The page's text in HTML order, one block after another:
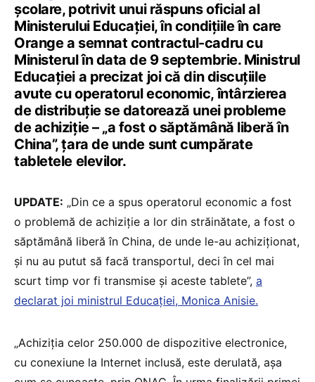
școlare, potrivit unui răspuns oficial al
Ministerului Educației, în condițiile în care
Orange a semnat contractul-cadru cu
Ministerul în data de 9 septembrie. Ministrul
Educației a precizat joi că din discuțiile
avute cu operatorul economic, întârzierea
de distribuție se datorează unei probleme
de achiziție – „a fost o săptămână liberă în
China”, țara de unde sunt cumpărate
tabletele elevilor.
UPDATE: „Din ce a spus operatorul economic a fost
o problemă de achiziție a lor din străinătate, a fost o
săptămână liberă în China, de unde le-au achiziționat,
și nu au putut să facă transportul, deci în cel mai
scurt timp vor fi transmise și aceste tablete”, a
declarat joi ministrul Educației, Monica Anisie.
„Achiziția celor 250.000 de dispozitive electronice,
cu conexiune la Internet inclusă, este derulată, așa